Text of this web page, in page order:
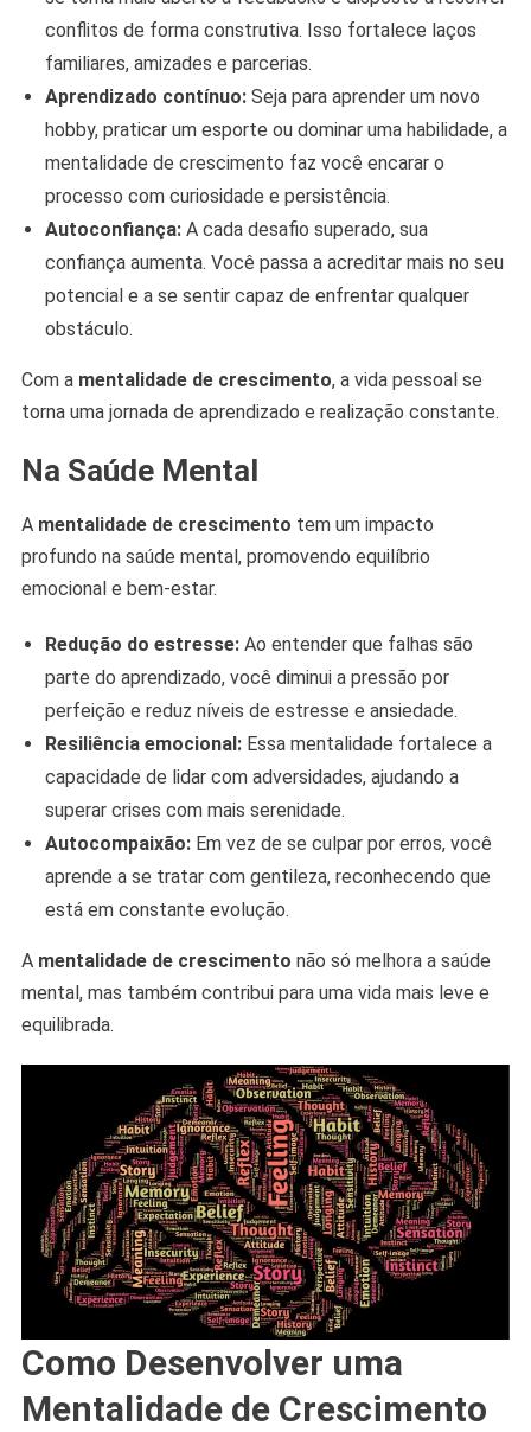
conflitos de forma construtiva. Isso fortalece laços
familiares, amizades e parcerias.
Aprendizado contínuo:Seja para aprender um novo
hobby, praticar um esporte ou dominar uma habilidade, a
mentalidade de crescimento faz você encarar o
processo com curiosidade e persistência.
Autoconfiança:A cada desafio superado, sua
confiança aumenta. Você passa a acreditar mais no seu
potencial e a se sentir capaz de enfrentar qualquer
obstáculo.
Com a mentalidade de crescimento, a vida pessoal se
torna uma jornada de aprendizado e realização constante.
Na Saúde Mental
A mentalidade de crescimento tem um impacto
profundo na saúde mental, promovendo equilíbrio
emocional e bem-estar.
Redução do estresse:Ao entender que falhas são
parte do aprendizado, você diminui a pressão por
perfeição e reduz níveis de estresse e ansiedade.
Resiliência emocional:Essa mentalidade fortalece a
capacidade de lidar com adversidades, ajudando a
superar crises com mais serenidade.
Autocompaixão:Em vez de se culpar por erros, você
aprende a se tratar com gentileza, reconhecendo que
está em constante evolução.
A mentalidade de crescimento não só melhora a saúde
mental, mas também contribui para uma vida mais leve e
equilibrada.
Como Desenvolver uma
Mentalidade de Crescimento